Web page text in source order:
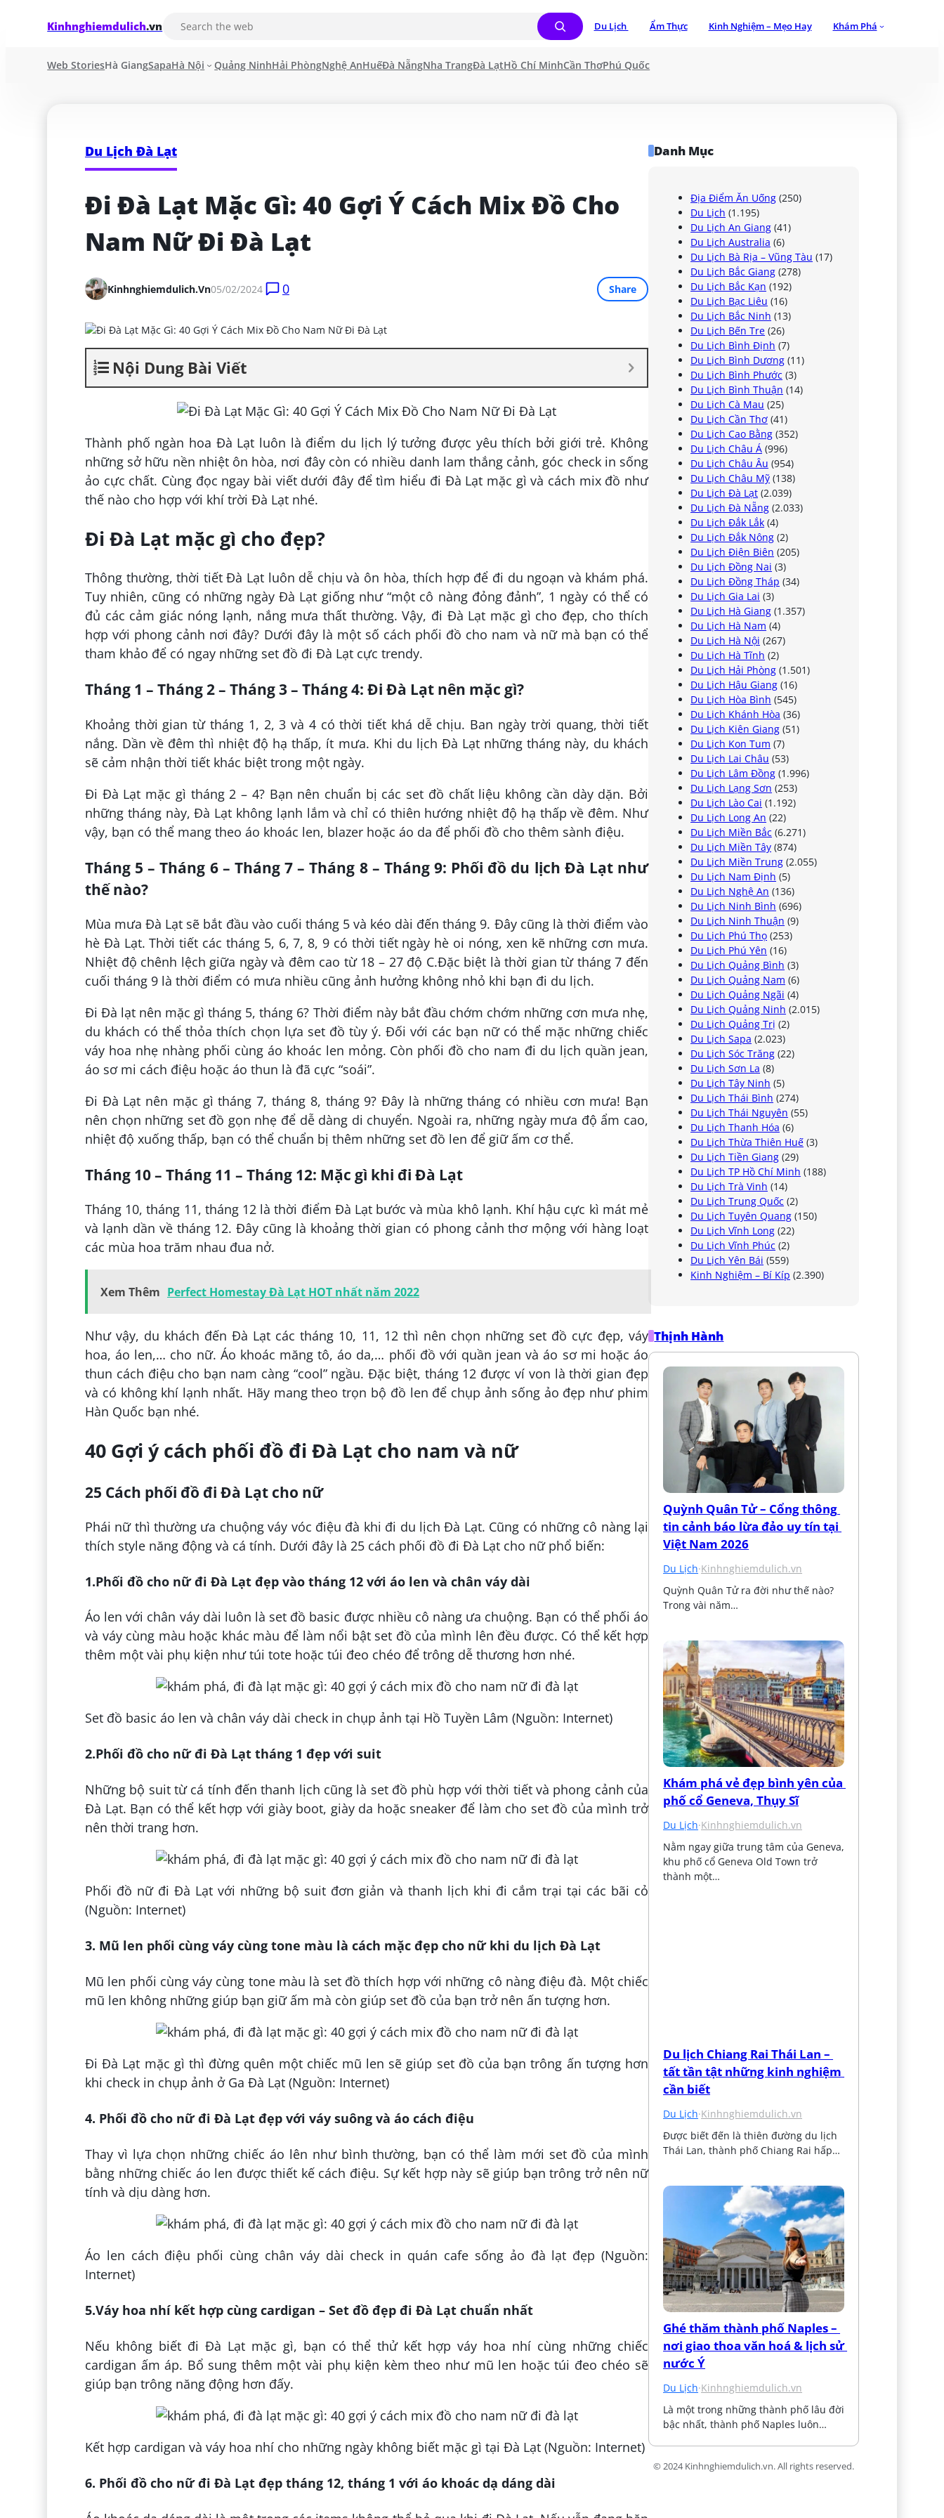
Kinhnghiemdulich.vn Du Lịch Ẩm Thực Kinh Nghiệm – Mẹo Hay Khám Phá
Web StoriesHà GiangSapaHà Nội Quảng NinhHải PhòngNghệ AnHuếĐà NẵngNha TrangĐà LạtHồ Chí MinhCần ThơPhú Quốc
Du Lịch Đà Lạt
Đi Đà Lạt Mặc Gì: 40 Gợi Ý Cách Mix Đồ Cho
Nam Nữ Đi Đà Lạt
Kinhnghiemdulich.vn05/02/2024 0 Share
Nội Dung Bài Viết
Thành phố ngàn hoa Đà Lạt luôn là điểm du lịch lý tưởng được yêu thích bởi giới trẻ. Không
những sở hữu nền nhiệt ôn hòa, nơi đây còn có nhiều danh lam thắng cảnh, góc check in sống
ảo cực chất. Cùng đọc ngay bài viết dưới đây để tìm hiểu đi Đà Lạt mặc gì và cách mix đồ như
thế nào cho hợp với khí trời Đà Lạt nhé.
Đi Đà Lạt mặc gì cho đẹp?
Thông thường, thời tiết Đà Lạt luôn dễ chịu và ôn hòa, thích hợp để đi du ngoạn và khám phá.
Tuy nhiên, cũng có những ngày Đà Lạt giống như “một cô nàng đỏng đảnh”, 1 ngày có thể có
đủ các cảm giác nóng lạnh, nắng mưa thất thường. Vậy, đi Đà Lạt mặc gì cho đẹp, cho thích
hợp với phong cảnh nơi đây? Dưới đây là một số cách phối đồ cho nam và nữ mà bạn có thể
tham khảo để có ngay những set đồ đi Đà Lạt cực trendy.
Tháng 1 – Tháng 2 – Tháng 3 – Tháng 4: Đi Đà Lạt nên mặc gì?
Khoảng thời gian từ tháng 1, 2, 3 và 4 có thời tiết khá dễ chịu. Ban ngày trời quang, thời tiết
nắng. Dần về đêm thì nhiệt độ hạ thấp, ít mưa. Khi du lịch Đà Lạt những tháng này, du khách
sẽ cảm nhận thời tiết khác biệt trong một ngày.
Đi Đà Lạt mặc gì tháng 2 – 4? Bạn nên chuẩn bị các set đồ chất liệu không cần dày dặn. Bởi
những tháng này, Đà Lạt không lạnh lắm và chỉ có thiên hướng nhiệt độ hạ thấp về đêm. Như
vậy, bạn có thể mang theo áo khoác len, blazer hoặc áo da để phối đồ cho thêm sành điệu.
Tháng 5 – Tháng 6 – Tháng 7 – Tháng 8 – Tháng 9: Phối đồ du lịch Đà Lạt như
thế nào?
Mùa mưa Đà Lạt sẽ bắt đầu vào cuối tháng 5 và kéo dài đến tháng 9. Đây cũng là thời điểm vào
hè Đà Lạt. Thời tiết các tháng 5, 6, 7, 8, 9 có thời tiết ngày hè oi nóng, xen kẽ những cơn mưa.
Nhiệt độ chênh lệch giữa ngày và đêm cao từ 18 – 27 độ C.Đặc biệt là thời gian từ tháng 7 đến
cuối tháng 9 là thời điểm có mưa nhiều cũng ảnh hưởng không nhỏ khi bạn đi du lịch.
Đi Đà lạt nên mặc gì tháng 5, tháng 6? Thời điểm này bắt đầu chớm chớm những cơn mưa nhẹ,
du khách có thể thỏa thích chọn lựa set đồ tùy ý. Đối với các bạn nữ có thể mặc những chiếc
váy hoa nhẹ nhàng phối cùng áo khoác len mỏng. Còn phối đồ cho nam đi du lịch quần jean,
áo sơ mi cách điệu hoặc áo thun là đã cực “soái”.
Đi Đà Lạt nên mặc gì tháng 7, tháng 8, tháng 9? Đây là những tháng có nhiều cơn mưa! Bạn
nên chọn những set đồ gọn nhẹ để dễ dàng di chuyển. Ngoài ra, những ngày mưa độ ẩm cao,
nhiệt độ xuống thấp, bạn có thể chuẩn bị thêm những set đồ len để giữ ấm cơ thể.
Tháng 10 – Tháng 11 – Tháng 12: Mặc gì khi đi Đà Lạt
Tháng 10, tháng 11, tháng 12 là thời điểm Đà Lạt bước và mùa khô lạnh. Khí hậu cực kì mát mẻ
và lạnh dần về tháng 12. Đây cũng là khoảng thời gian có phong cảnh thơ mộng với hàng loạt
các mùa hoa trăm nhau đua nở.
Xem Thêm Perfect Homestay Đà Lạt HOT nhất năm 2022
Như vậy, du khách đến Đà Lạt các tháng 10, 11, 12 thì nên chọn những set đồ cực đẹp, váy
hoa, áo len,… cho nữ. Áo khoác măng tô, áo da,… phối đồ với quần jean và áo sơ mi hoặc áo
thun cách điệu cho bạn nam càng “cool” ngầu. Đặc biệt, tháng 12 được ví von là thời gian đẹp
và có không khí lạnh nhất. Hãy mang theo trọn bộ đồ len để chụp ảnh sống ảo đẹp như phim
Hàn Quốc bạn nhé.
40 Gợi ý cách phối đồ đi Đà Lạt cho nam và nữ
25 Cách phối đồ đi Đà Lạt cho nữ
Phái nữ thì thường ưa chuộng váy vóc điệu đà khi đi du lịch Đà Lạt. Cũng có những cô nàng lại
thích style năng động và cá tính. Dưới đây là 25 cách phối đồ đi Đà Lạt cho nữ phổ biến:
1.Phối đồ cho nữ đi Đà Lạt đẹp vào tháng 12 với áo len và chân váy dài
Áo len với chân váy dài luôn là set đồ basic được nhiều cô nàng ưa chuộng. Bạn có thể phối áo
và váy cùng màu hoặc khác màu để làm nổi bật set đồ của mình lên đều được. Có thể kết hợp
thêm một vài phụ kiện như túi tote hoặc túi đeo chéo để trông dễ thương hơn nhé.
Set đồ basic áo len và chân váy dài check in chụp ảnh tại Hồ Tuyền Lâm (Nguồn: Internet)
2.Phối đồ cho nữ đi Đà Lạt tháng 1 đẹp với suit
Những bộ suit từ cá tính đến thanh lịch cũng là set đồ phù hợp với thời tiết và phong cảnh của
Đà Lạt. Bạn có thể kết hợp với giày boot, giày da hoặc sneaker để làm cho set đồ của mình trở
nên thời trang hơn.
Phối đồ nữ đi Đà Lạt với những bộ suit đơn giản và thanh lịch khi đi cắm trại tại các bãi cỏ
(Nguồn: Internet)
3. Mũ len phối cùng váy cùng tone màu là cách mặc đẹp cho nữ khi du lịch Đà Lạt
Mũ len phối cùng váy cùng tone màu là set đồ thích hợp với những cô nàng điệu đà. Một chiếc
mũ len không những giúp bạn giữ ấm mà còn giúp set đồ của bạn trở nên ấn tượng hơn.
Đi Đà Lạt mặc gì thì đừng quên một chiếc mũ len sẽ giúp set đồ của bạn trông ấn tượng hơn
khi check in chụp ảnh ở Ga Đà Lạt (Nguồn: Internet)
4. Phối đồ cho nữ đi Đà Lạt đẹp với váy suông và áo cách điệu
Thay vì lựa chọn những chiếc áo lên như bình thường, bạn có thể làm mới set đồ của mình
bằng những chiếc áo len được thiết kế cách điệu. Sự kết hợp này sẽ giúp bạn trông trở nên nữ
tính và dịu dàng hơn.
Áo len cách điệu phối cùng chân váy dài check in quán cafe sống ảo đà lạt đẹp (Nguồn:
Internet)
5.Váy hoa nhí kết hợp cùng cardigan – Set đồ đẹp đi Đà Lạt chuẩn nhất
Nếu không biết đi Đà Lạt mặc gì, bạn có thể thử kết hợp váy hoa nhí cùng những chiếc
cardigan ấm áp. Bổ sung thêm một vài phụ kiện kèm theo như mũ len hoặc túi đeo chéo sẽ
giúp bạn trông năng động hơn đấy.
Kết hợp cardigan và váy hoa nhí cho những ngày không biết mặc gì tại Đà Lạt (Nguồn: Internet)
6. Phối đồ cho nữ đi Đà Lạt đẹp tháng 12, tháng 1 với áo khoác dạ dáng dài
Danh Mục
Địa Điểm Ăn Uống (250)
Du Lịch (1.195)
Du Lịch An Giang (41)
Du Lịch Australia (6)
Du Lịch Bà Rịa – Vũng Tàu (17)
Du Lịch Bắc Giang (278)
Du Lịch Bắc Kạn (192)
Du Lịch Bạc Liêu (16)
Du Lịch Bắc Ninh (13)
Du Lịch Bến Tre (26)
Du Lịch Bình Định (7)
Du Lịch Bình Dương (11)
Du Lịch Bình Phước (3)
Du Lịch Bình Thuận (14)
Du Lịch Cà Mau (25)
Du Lịch Cần Thơ (41)
Du Lịch Cao Bằng (352)
Du Lịch Châu Á (996)
Du Lịch Châu Âu (954)
Du Lịch Châu Mỹ (138)
Du Lịch Đà Lạt (2.039)
Du Lịch Đà Nẵng (2.033)
Du Lịch Đắk Lắk (4)
Du Lịch Đắk Nông (2)
Du Lịch Điện Biên (205)
Du Lịch Đồng Nai (3)
Du Lịch Đồng Tháp (34)
Du Lịch Gia Lai (3)
Du Lịch Hà Giang (1.357)
Du Lịch Hà Nam (4)
Du Lịch Hà Nội (267)
Du Lịch Hà Tĩnh (2)
Du Lịch Hải Phòng (1.501)
Du Lịch Hậu Giang (16)
Du Lịch Hòa Bình (545)
Du Lịch Khánh Hòa (36)
Du Lịch Kiên Giang (51)
Du Lịch Kon Tum (7)
Du Lịch Lai Châu (53)
Du Lịch Lâm Đồng (1.996)
Du Lịch Lạng Sơn (253)
Du Lịch Lào Cai (1.192)
Du Lịch Long An (22)
Du Lịch Miền Bắc (6.271)
Du Lịch Miền Tây (874)
Du Lịch Miền Trung (2.055)
Du Lịch Nam Định (5)
Du Lịch Nghệ An (136)
Du Lịch Ninh Bình (696)
Du Lịch Ninh Thuận (9)
Du Lịch Phú Thọ (253)
Du Lịch Phú Yên (16)
Du Lịch Quảng Bình (3)
Du Lịch Quảng Nam (6)
Du Lịch Quảng Ngãi (4)
Du Lịch Quảng Ninh (2.015)
Du Lịch Quảng Trị (2)
Du Lịch Sapa (2.023)
Du Lịch Sóc Trăng (22)
Du Lịch Sơn La (8)
Du Lịch Tây Ninh (5)
Du Lịch Thái Bình (274)
Du Lịch Thái Nguyên (55)
Du Lịch Thanh Hóa (6)
Du Lịch Thừa Thiên Huế (3)
Du Lịch Tiền Giang (29)
Du Lịch TP Hồ Chí Minh (188)
Du Lịch Trà Vinh (14)
Du Lịch Trung Quốc (2)
Du Lịch Tuyên Quang (150)
Du Lịch Vĩnh Long (22)
Du Lịch Vĩnh Phúc (2)
Du Lịch Yên Bái (559)
Kinh Nghiệm – Bí Kíp (2.390)
Thịnh Hành
Quỳnh Quân Tử – Cổng thông
tin cảnh báo lừa đảo uy tín tại
Việt Nam 2026
Du Lịch·Kinhnghiemdulich.vn
Quỳnh Quân Tử ra đời như thế nào?
Trong vài năm…
Khám phá vẻ đẹp bình yên của
phố cổ Geneva, Thụy Sĩ
Du Lịch·Kinhnghiemdulich.vn
Nằm ngay giữa trung tâm của Geneva,
khu phố cổ Geneva Old Town trở
thành một…
Du lịch Chiang Rai Thái Lan –
tất tần tật những kinh nghiệm
cần biết
Du Lịch·Kinhnghiemdulich.vn
Được biết đến là thiên đường du lịch
Thái Lan, thành phố Chiang Rai hấp…
Ghé thăm thành phố Naples –
nơi giao thoa văn hoá & lịch sử
nước Ý
Du Lịch·Kinhnghiemdulich.vn
Là một trong những thành phố lâu đời
bậc nhất, thành phố Naples luôn…
© 2024 Kinhnghiemdulich.vn. All rights reserved.